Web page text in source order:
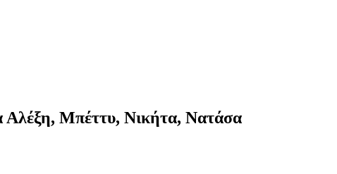
Αλέξη, Μπέττυ, Νικήτα, Νατάσα